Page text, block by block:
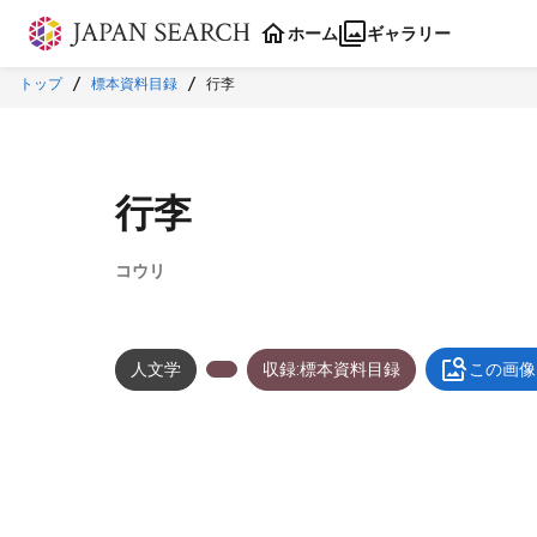
本文に飛ぶ
ホーム ギャラリー
トップ 標本資料目録 行李
行李
コウリ
人文学 収録:標本資料目録 この画